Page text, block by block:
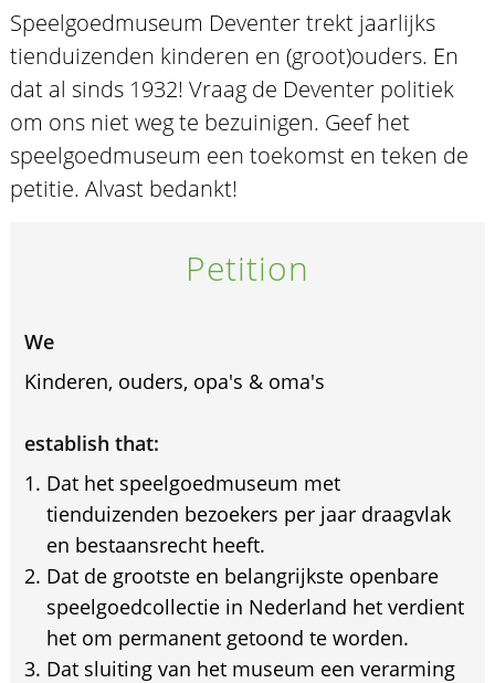
Speelgoedmuseum Deventer trekt jaarlijks
tienduizenden kinderen en (groot)ouders. En
dat al sinds 1932! Vraag de Deventer politiek
om ons niet weg te bezuinigen. Geef het
speelgoedmuseum een toekomst en teken de
petitie. Alvast bedankt!
Petition
We
Kinderen, ouders, opa's & oma's
establish that:
Dat het speelgoedmuseum met
tienduizenden bezoekers per jaar draagvlak
en bestaansrecht heeft.
Dat de grootste en belangrijkste openbare
speelgoedcollectie in Nederland het verdient
het om permanent getoond te worden.
Dat sluiting van het museum een verarming